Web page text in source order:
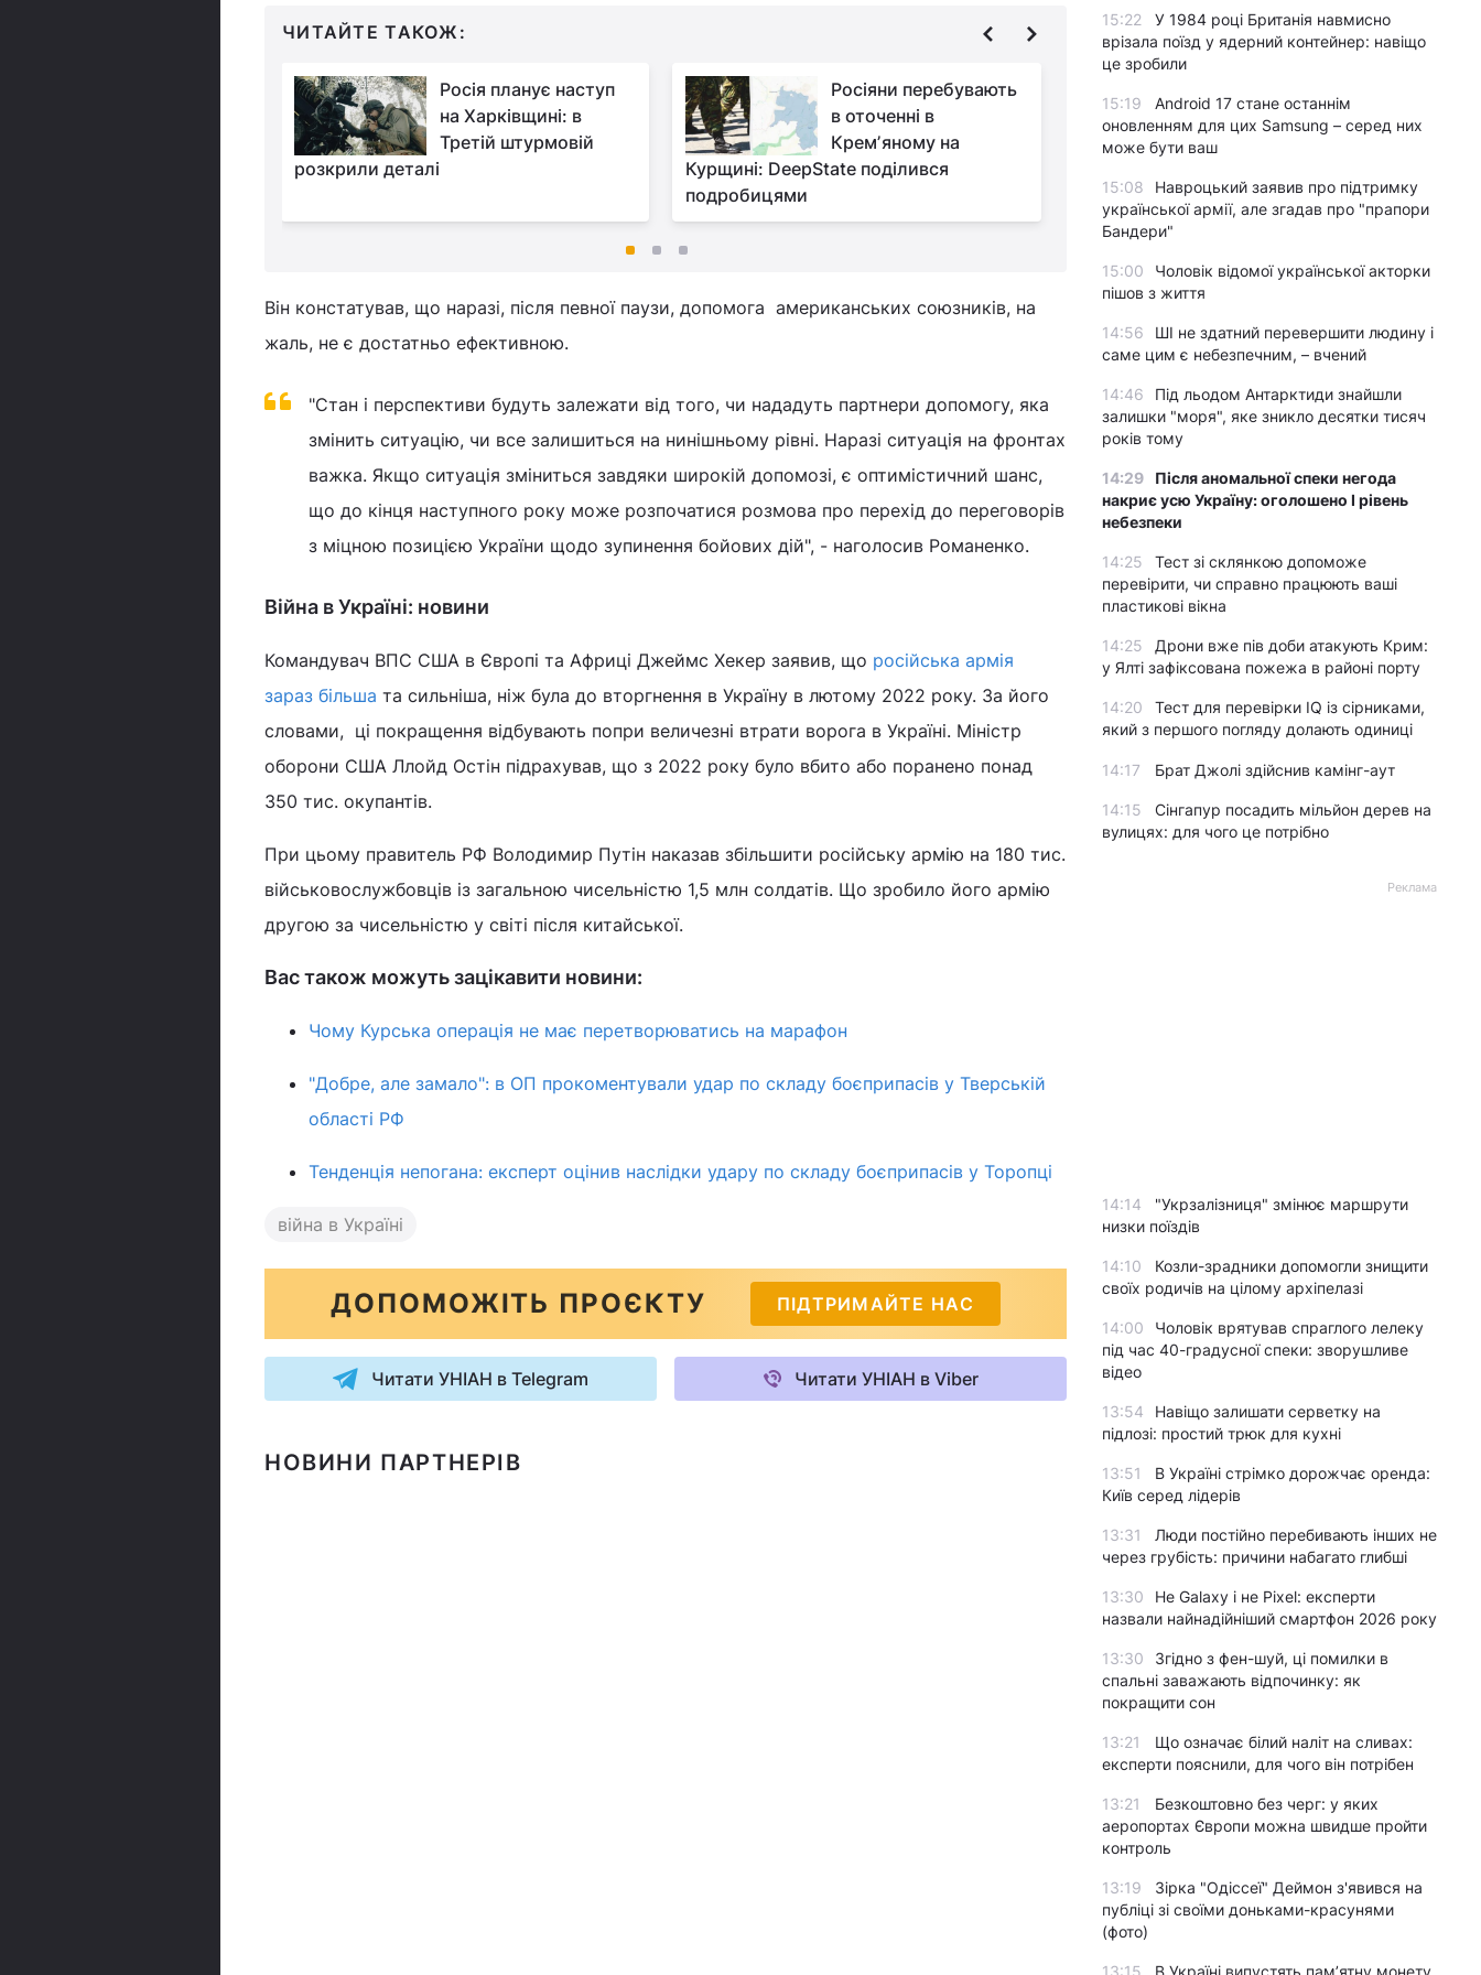
ЧИТАЙТЕ ТАКОЖ:
Росія планує наступ
на Харківщині: в
Третій штурмовій
розкрили деталі
Росіяни перебувають
в оточенні в
Кремʼяному на
Курщині: DeepState поділився
подробицями
намагатися оточити
Він констатував, що наразі, після певної паузи, допомога американських союзників, на
жаль, не є достатньо ефективною.
"Стан і перспективи будуть залежати від того, чи нададуть партнери допомогу, яка
змінить ситуацію, чи все залишиться на нинішньому рівні. Наразі ситуація на фронтах
важка. Якщо ситуація зміниться завдяки широкій допомозі, є оптимістичний шанс,
що до кінця наступного року може розпочатися розмова про перехід до переговорів
з міцною позицією України щодо зупинення бойових дій", - наголосив Романенко.
Війна в Україні: новини
Командувач ВПС США в Європі та Африці Джеймс Хекер заявив, що російська армія
зараз більша та сильніша, ніж була до вторгнення в Україну в лютому 2022 року. За його
словами, ці покращення відбувають попри величезні втрати ворога в Україні. Міністр
оборони США Ллойд Остін підрахував, що з 2022 року було вбито або поранено понад
350 тис. окупантів.
При цьому правитель РФ Володимир Путін наказав збільшити російську армію на 180 тис.
військовослужбовців із загальною чисельністю 1,5 млн солдатів. Що зробило його армію
другою за чисельністю у світі після китайської.
Вас також можуть зацікавити новини:
Чому Курська операція не має перетворюватись на марафон
"Добре, але замало": в ОП прокоментували удар по складу боєприпасів у Тверській
області РФ
Тенденція непогана: експерт оцінив наслідки удару по складу боєприпасів у Торопці
війна в Україні
ДОПОМОЖІТЬ ПРОЄКТУ ПІДТРИМАЙТЕ НАС
Читати УНІАН в Telegram Читати УНІАН в Viber
НОВИНИ ПАРТНЕРІВ
15:22
У 1984 році Британія навмисно
врізала поїзд у ядерний контейнер: навіщо
це зробили
15:19
Android 17 стане останнім
оновленням для цих Samsung – серед них
може бути ваш
15:08
Навроцький заявив про підтримку
української армії, але згадав про "прапори
Бандери"
15:00
Чоловік відомої української акторки
пішов з життя
14:56
ШІ не здатний перевершити людину і
саме цим є небезпечним, – вчений
14:46
Під льодом Антарктиди знайшли
залишки "моря", яке зникло десятки тисяч
років тому
14:29
Після аномальної спеки негода
накриє усю Україну: оголошено І рівень
небезпеки
14:25
Тест зі склянкою допоможе
перевірити, чи справно працюють ваші
пластикові вікна
14:25
Дрони вже пів доби атакують Крим:
у Ялті зафіксована пожежа в районі порту
14:20
Тест для перевірки IQ із сірниками,
який з першого погляду долають одиниці
14:17 Брат Джолі здійснив камінг-аут
14:15
Сінгапур посадить мільйон дерев на
вулицях: для чого це потрібно
Реклама
14:14
"Укрзалізниця" змінює маршрути
низки поїздів
14:10
Козли-зрадники допомогли знищити
своїх родичів на цілому архіпелазі
14:00
Чоловік врятував спраглого лелеку
під час 40-градусної спеки: зворушливе
відео
13:54
Навіщо залишати серветку на
підлозі: простий трюк для кухні
13:51
В Україні стрімко дорожчає оренда:
Київ серед лідерів
13:31
Люди постійно перебивають інших не
через грубість: причини набагато глибші
13:30
Не Galaxy і не Pixel: експерти
назвали найнадійніший смартфон 2026 року
13:30
Згідно з фен-шуй, ці помилки в
спальні заважають відпочинку: як
покращити сон
13:21
Що означає білий наліт на сливах:
експерти пояснили, для чого він потрібен
13:21
Безкоштовно без черг: у яких
аеропортах Європи можна швидше пройти
контроль
13:19
Зірка "Одіссеї" Деймон з'явився на
публіці зі своїми доньками-красунями
(фото)
13:15 В Україні випустять пам’ятну монету